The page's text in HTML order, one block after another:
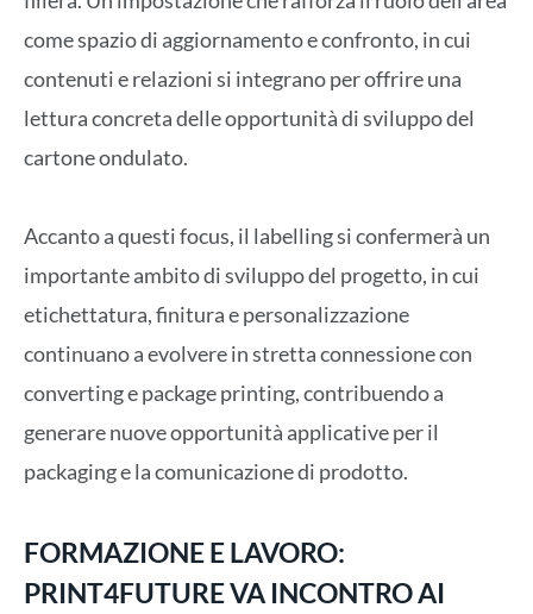
come spazio di aggiornamento e confronto, in cui
contenuti e relazioni si integrano per offrire una
lettura concreta delle opportunità di sviluppo del
cartone ondulato.
Accanto a questi focus, il labelling si confermerà un
importante ambito di sviluppo del progetto, in cui
etichettatura, finitura e personalizzazione
continuano a evolvere in stretta connessione con
converting e package printing, contribuendo a
generare nuove opportunità applicative per il
packaging e la comunicazione di prodotto.
FORMAZIONE E LAVORO:
PRINT4FUTURE VA INCONTRO AI